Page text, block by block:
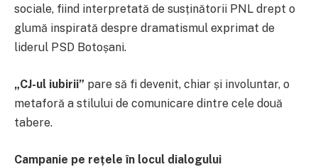
sociale, fiind interpretată de susținătorii PNL drept o
glumă inspirată despre dramatismul exprimat de
liderul PSD Botoșani.
„CJ-ul iubirii” pare să fi devenit, chiar și involuntar, o
metaforă a stilului de comunicare dintre cele două
tabere.
Campanie pe rețele în locul dialogului